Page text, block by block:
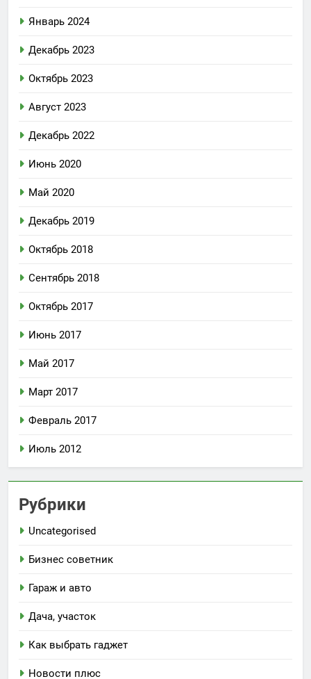
Январь 2024
Декабрь 2023
Октябрь 2023
Август 2023
Декабрь 2022
Июнь 2020
Май 2020
Декабрь 2019
Октябрь 2018
Сентябрь 2018
Октябрь 2017
Июнь 2017
Май 2017
Март 2017
Февраль 2017
Июль 2012
Рубрики
Uncategorised
Бизнес советник
Гараж и авто
Дача, участок
Как выбрать гаджет
Новости плюс